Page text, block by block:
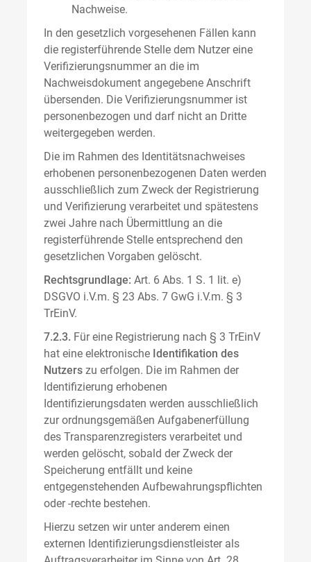
Nachweise.
In den gesetzlich vorgesehenen Fällen kann
die registerführende Stelle dem Nutzer eine
Verifizierungsnummer an die im
Nachweisdokument angegebene Anschrift
übersenden. Die Verifizierungsnummer ist
personenbezogen und darf nicht an Dritte
weitergegeben werden.
Die im Rahmen des Identitätsnachweises
erhobenen personenbezogenen Daten werden
ausschließlich zum Zweck der Registrierung
und Verifizierung verarbeitet und spätestens
zwei Jahre nach Übermittlung an die
registerführende Stelle entsprechend den
gesetzlichen Vorgaben gelöscht.
Rechtsgrundlage: Art. 6 Abs. 1 S. 1 lit. e)
DSGVO i.V.m. § 23 Abs. 7 GwG i.V.m. § 3
TrEinV.
7.2.3. Für eine Registrierung nach § 3 TrEinV
hat eine elektronische Identifikation des
Nutzers zu erfolgen. Die im Rahmen der
Identifizierung erhobenen
Identifizierungsdaten werden ausschließlich
zur ordnungsgemäßen Aufgabenerfüllung
des Transparenzregisters verarbeitet und
werden gelöscht, sobald der Zweck der
Speicherung entfällt und keine
entgegenstehenden Aufbewahrungspflichten
oder -rechte bestehen.
Hierzu setzen wir unter anderem einen
externen Identifizierungsdienstleister als